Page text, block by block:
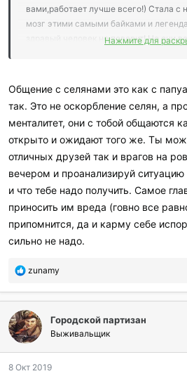
вами,работает лучше всего!) Стала с
мозг этими самыми байками и
здравый человек не поверит! Но они
времяпрепровождения.
Нажмите для
Общение с селянами это как с
так. Это не оскорбление селян, а
менталитет, они с тобой общаются
открыто и ожидают того же. Ты
отличных друзей так и врагов на
вечером и проанализируй ситуацию
и что тебе надо получить. Самое
приносить им вреда (говно все
припомнится, да и карму себе
сильно не надо.
П
б
а
г
о
а
zunamy
Городской партизан
Выживальщик
8 Окт 2019